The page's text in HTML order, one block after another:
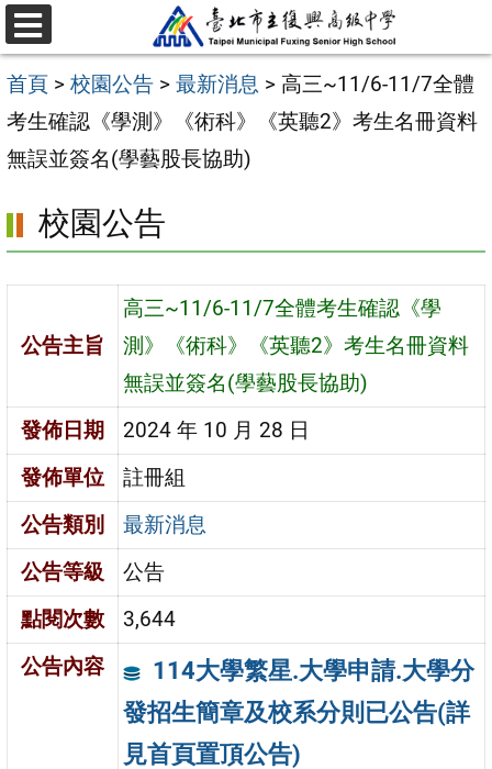
跳
至
主
要
內
區
選
單
首頁 > 校園公告 > 最新消息 > 高三~11/6-11/7全體
考生確認《學測》《術科》《英聽2》考生名冊資料
無誤並簽名(學藝股長協助)
校園公告
公告主旨
高三~11/6-11/7全體考生確認《學
測》《術科》《英聽2》考生名冊資料
無誤並簽名(學藝股長協助)
發佈日期
2024 年 10 月 28 日
發佈單位
註冊組
公告類別
最新消息
公告等級
公告
點閱次數
3,644
公告內容
114大學繁星.大學申請.大學分
發招生簡章及校系分則已公告(詳
見首頁置頂公告)